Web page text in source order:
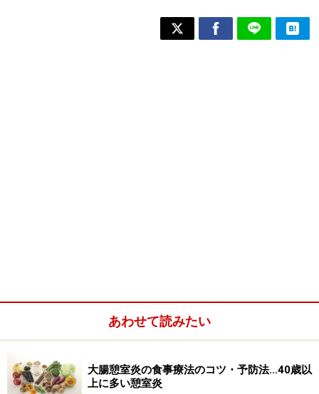
あわせて読みたい
大腸憩室炎の食事療法のコツ・予防法…40歳以
上に多い憩室炎